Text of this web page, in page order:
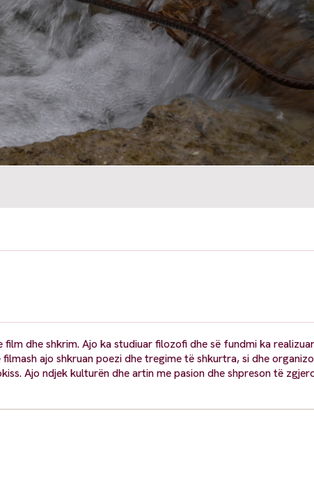
dhe shkrim. Ajo ka studiuar filozofi dhe së fundmi ka
ajo shkruan poezi dhe tregime të shkurtra, si dhe
Ajo ndjek kulturën dhe artin me pasion dhe shpreson të